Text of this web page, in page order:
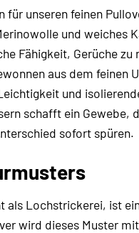
für unseren feinen
und weiches
Fähigkeit, Gerüche
aus dem feinen
und
schafft ein Gewebe,
sofort spüren.
als Lochstrickerei, ist
wird dieses Muster